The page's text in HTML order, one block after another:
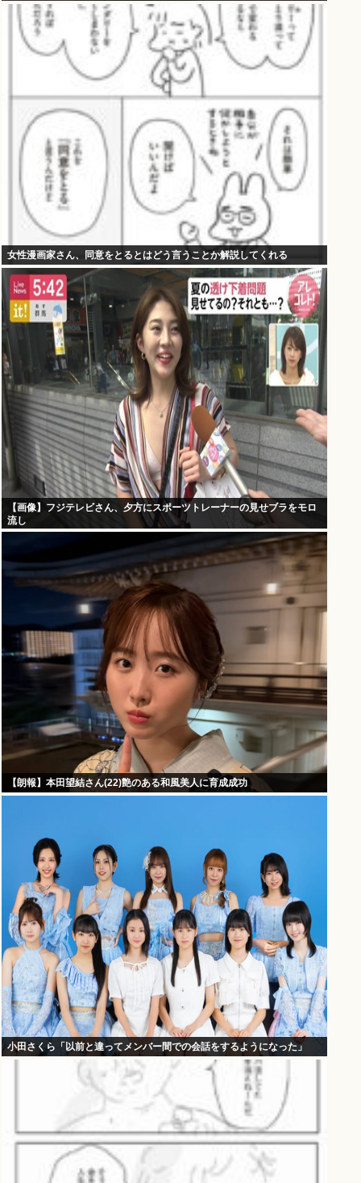
女性漫画家さん、同意をとるとはどう言うことか解説してくれる
【画像】フジテレビさん、夕方にスポーツトレーナーの見せブラをモロ
流し
【朗報】本田望結さん(22)艶のある和風美人に育成成功
小田さくら「以前と違ってメンバー間での会話をするようになった」